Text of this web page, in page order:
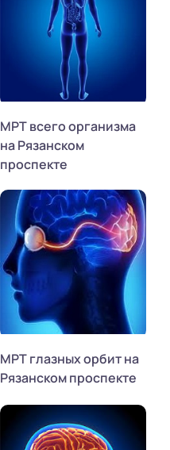
МРТ всего организма
на Рязанском
проспекте
МРТ глазных орбит на
Рязанском проспекте